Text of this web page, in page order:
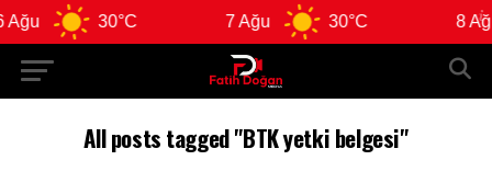
30°C 7 Ağu 30°C 8 Ağu
All posts tagged "BTK yetki belgesi"